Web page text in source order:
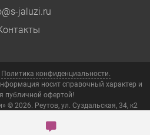
jaluzi.ru
Политика конфиденциальности.
носит справочный характер и
публичной офертой!
2026. Реутов, ул. Суздальская, 34, к2